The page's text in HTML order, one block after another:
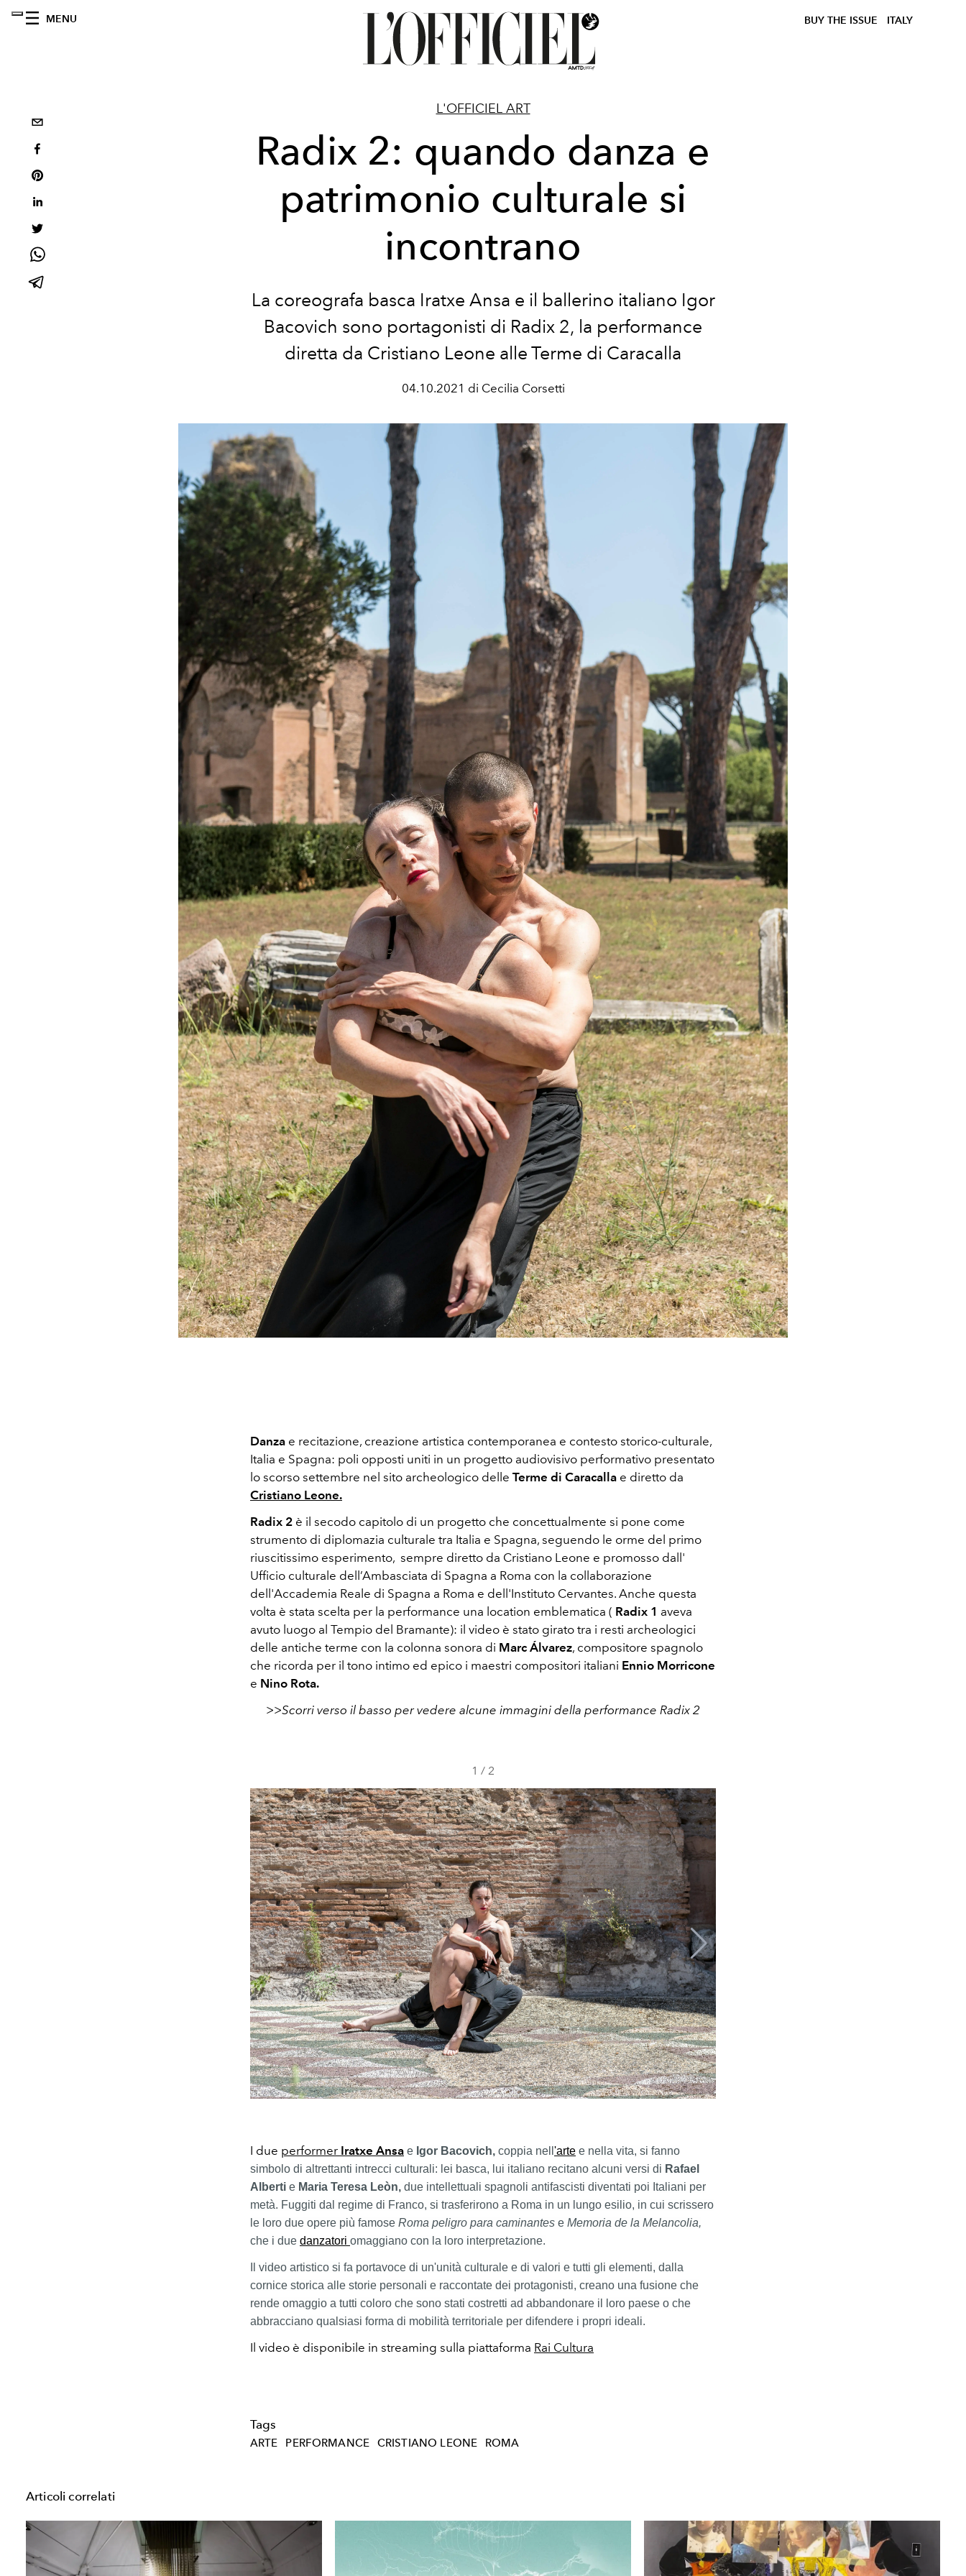
MENU BUY THE ISSUE ITALY
L'OFFICIEL ART
Radix 2: quando danza e
patrimonio culturale si
incontrano
La coreografa basca Iratxe Ansa e il ballerino italiano Igor
Bacovich sono portagonisti di Radix 2, la performance
diretta da Cristiano Leone alle Terme di Caracalla
04.10.2021 di Cecilia Corsetti
Danza e recitazione, creazione artistica contemporanea e contesto storico-culturale,
Italia e Spagna: poli opposti uniti in un progetto audiovisivo performativo presentato
lo scorso settembre nel sito archeologico delle Terme di Caracalla e diretto da
Cristiano Leone.
Radix 2 è il secodo capitolo di un progetto che concettualmente si pone come
strumento di diplomazia culturale tra Italia e Spagna, seguendo le orme del primo
riuscitissimo esperimento, sempre diretto da Cristiano Leone e promosso dall'
Ufficio culturale dell’Ambasciata di Spagna a Roma con la collaborazione
dell'Accademia Reale di Spagna a Roma e dell'Instituto Cervantes. Anche questa
volta è stata scelta per la performance una location emblematica ( Radix 1 aveva
avuto luogo al Tempio del Bramante): il video è stato girato tra i resti archeologici
delle antiche terme con la colonna sonora di Marc Álvarez, compositore spagnolo
che ricorda per il tono intimo ed epico i maestri compositori italiani Ennio Morricone
e Nino Rota.
>>Scorri verso il basso per vedere alcune immagini della performance Radix 2
1 / 2
I due performer Iratxe Ansa e Igor Bacovich, coppia nell 'arte e nella vita, si fanno
simbolo di altrettanti intrecci culturali: lei basca, lui italiano recitano alcuni versi di Rafael
Alberti e Maria Teresa Leòn, due intellettuali spagnoli antifascisti diventati poi Italiani per
metà. Fuggiti dal regime di Franco, si trasferirono a Roma in un lungo esilio, in cui scrissero
le loro due opere più famose Roma peligro para caminantes e Memoria de la Melancolia,
che i due danzatori omaggiano con la loro interpretazione.
Il video artistico si fa portavoce di un'unità culturale e di valori e tutti gli elementi, dalla
cornice storica alle storie personali e raccontate dei protagonisti, creano una fusione che
rende omaggio a tutti coloro che sono stati costretti ad abbandonare il loro paese o che
abbracciano qualsiasi forma di mobilità territoriale per difendere i propri ideali.
Il video è disponibile in streaming sulla piattaforma Rai Cultura
Tags
ARTE PERFORMANCE CRISTIANO LEONE ROMA
Articoli correlati